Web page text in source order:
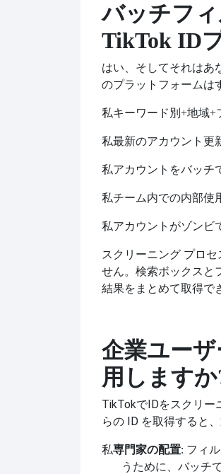
バッチフ
TikTok ID
はい、そしてそれはあ
のプラットフォームは
私キーワード別 +地域+
私最新のアカウント更
私アカウントをバッチ
私チーム内での内部使
私アカウントがゾンビ
スクリーニング プロ
せん。検索ボックスと
結果を​​まとめて取得で
企業ユー
用しますか
TikTokでIDをスクリー
らの ID を取得すると
私専門家の配置: フィ
うために、バッチ